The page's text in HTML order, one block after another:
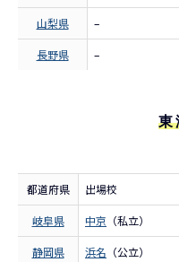
山梨県 –
長野県 –
東
都道府県 出場校
岐阜県 中京 （私立）
静岡県 浜名 （公立）